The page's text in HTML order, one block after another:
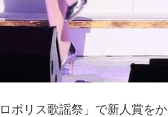
ポリス歌謡祭」で新人賞を